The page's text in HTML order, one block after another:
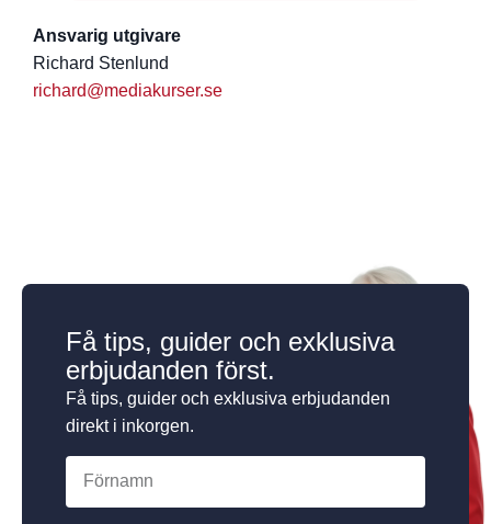
Ansvarig utgivare
Richard Stenlund
richard@mediakurser.se
Få tips, guider och exklusiva
erbjudanden först.
Få tips, guider och exklusiva erbjudanden
direkt i inkorgen.